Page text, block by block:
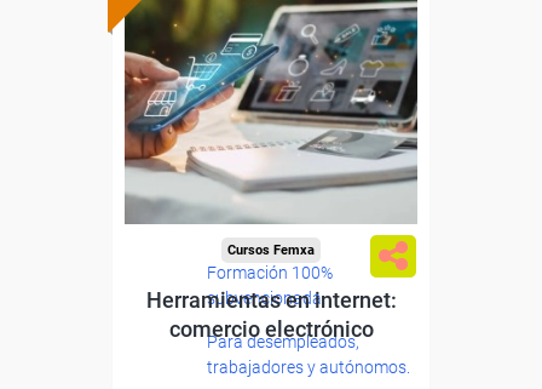
Formación 100%
subvencionada.
Para desempleados,
trabajadores y autónomos.
Cursos Femxa
Herramientas en internet:
comercio electrónico